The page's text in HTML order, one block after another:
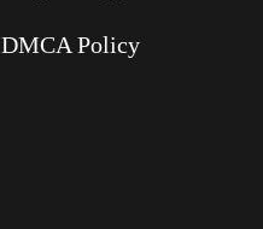
DMCA Policy